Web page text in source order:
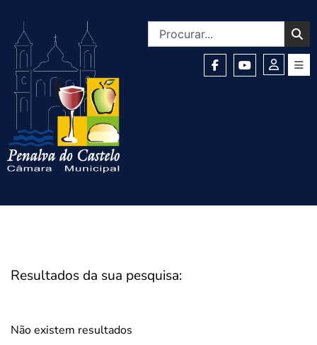
Resultados da sua pesquisa:
Não existem resultados